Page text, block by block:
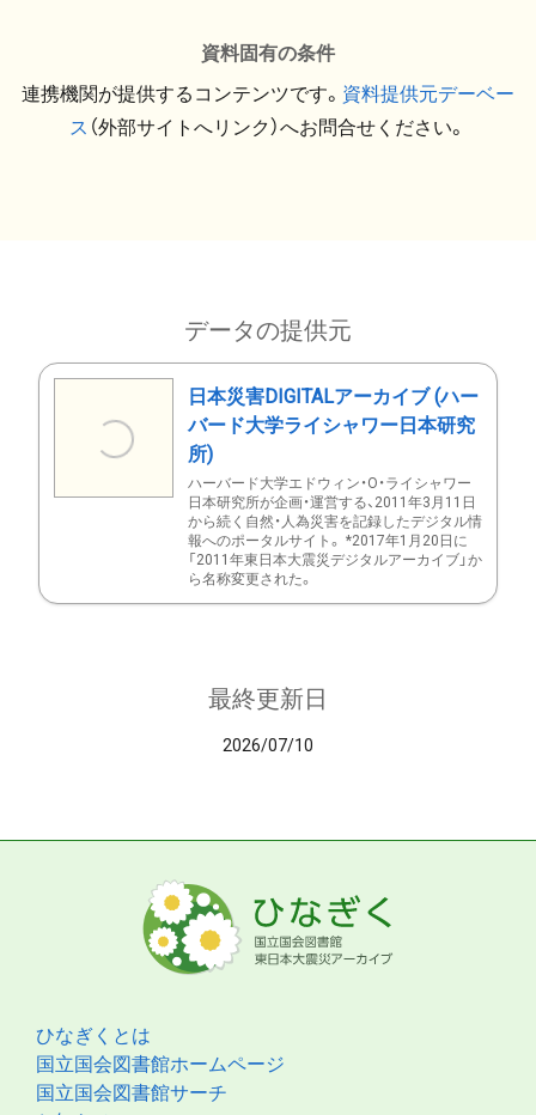
資料固有の条件
連携機関が提供するコンテンツです。 資料提供元デーベー
ス （外部サイトへリンク）へお問合せください。
データの提供元
日本災害DIGITALアーカイブ (ハー
バード大学ライシャワー日本研究
所)
ハーバード大学エドウィン・O・ライシャワー
日本研究所が企画・運営する、2011年3月11日
から続く自然・人為災害を記録したデジタル情
報へのポータルサイト。 *2017年1月20日に
「2011年東日本大震災デジタルアーカイブ」か
ら名称変更された。
最終更新日
2026/07/10
ひなぎくとは
国立国会図書館ホームページ
国立国会図書館サーチ